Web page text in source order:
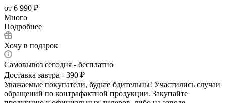
от 6 990 ₽
Много
Подробнее
Хочу в подарок
Самовывоз сегодня - бесплатно
Доставка завтра - 390 ₽
Уважаемые покупатели, будьте бдительны! Участились случаи
обращений по контрафактной продукции. Закупайте